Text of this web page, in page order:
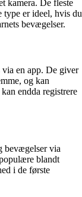
kamera. De fleste
type er ideel, hvis du
bevægelser.
en app. De giver
og kan
endda registrere
bevægelser via
blandt
i de første